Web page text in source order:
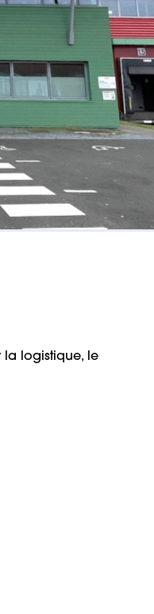
la logistique, le